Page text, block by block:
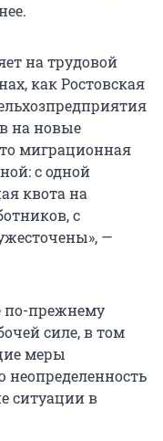
на трудовой
как Ростовская
на новые
миграционная
с одной
квота на
с
—
по-прежнему
силе, в том
меры
неопределенность
ситуации в